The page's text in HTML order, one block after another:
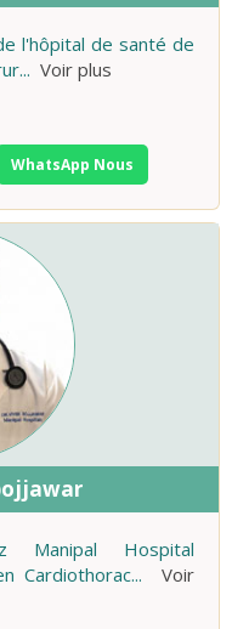
l'hôpital de santé de
... Voir plus
WhatsApp Nous
Manipal Hospital
Cardiothorac...
Voir